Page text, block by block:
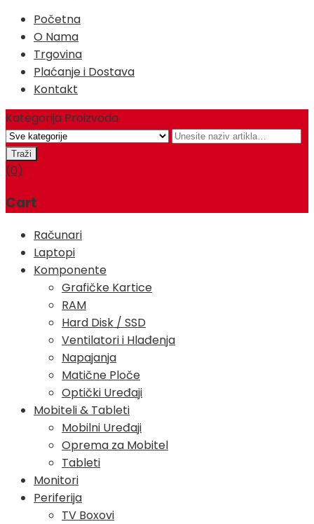
Početna
O Nama
Trgovina
Plaćanje i Dostava
Kontakt
Kategorija Proizvoda
(0)
Cart
Računari
Laptopi
Komponente
Grafičke Kartice
RAM
Hard Disk / SSD
Ventilatori i Hlađenja
Napajanja
Matične Ploče
Optički Uređaji
Mobiteli & Tableti
Mobilni Uređaji
Oprema za Mobitel
Tableti
Monitori
Periferija
TV Boxovi